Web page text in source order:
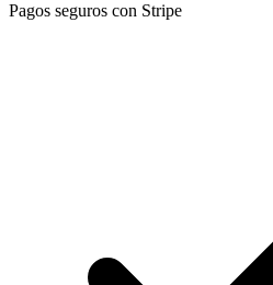
Pagos seguros con Stripe